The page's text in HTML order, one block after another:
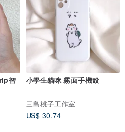
智
小學生貓咪 霧面手機殼
三島桃子工作室
US$ 30.74